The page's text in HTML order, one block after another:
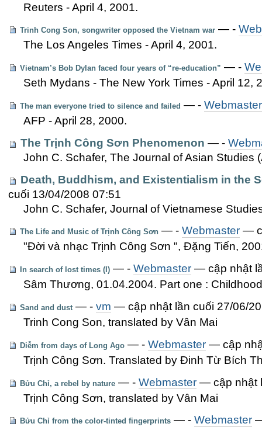
Reuters - April 4, 2001.
Trinh Cong Son, songwriter opposed the Vietnam war — -
The Los Angeles Times - April 4, 2001.
Vietnam’s Bob Dylan faced four years of “re-education” — -
Seth Mydans - The New York Times - April 12,
The man everyone tried to silence and failed — - Webmaster
AFP - April 28, 2000.
The Trịnh Công Sơn Phenomenon — -
John C. Schafer, The Journal of Asian Studies
Death, Buddhism, and Existentialism in the
cuối 13/04/2008 07:51
John C. Schafer, Journal of Vietnamese
The Life and Music of Trịnh Công Sơn — - Webmaster —
"Đời và nhạc Trịnh Công Sơn ", Đặng Tiến,
In search of lost times (I) — - Webmaster — cập nhật
Sâm Thương, 01.04.2004. Part one :
Sand and dust — - vm — cập nhật lần cuối 27/06/
Trinh Cong Son, translated by Vân Mai
Diễm from days of Long Ago — - Webmaster — cập
Trịnh Công Sơn. Translated by Đinh Từ Bích
Bửu Chỉ, a rebel by nature — - Webmaster — cập nhật
Trịnh Công Sơn, translated by Vân Mai
Bửu Chỉ from the color-tinted fingerprints — - Webmaster